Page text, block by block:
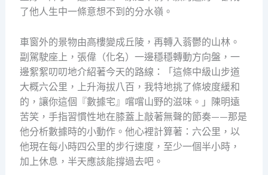
了他人生中一條意想不到的分水嶺。
車窗外的景物由高樓變成丘陵，再轉入蓊鬱的山林。
副駕駛座上，張偉（化名）一邊穩穩轉動方向盤，一
邊絮絮叨叨地介紹著今天的路線：「這條中級山步道
大概六公里，上升海拔八百，我特地挑了條坡度緩和
的，讓你這個『數據宅』嚐嚐山野的滋味。」陳明遠
苦笑，手指習慣性地在膝蓋上敲著無聲的節奏——那是
他分析數據時的小動作。他心裡計算著：六公里，以
他現在每小時四公里的步行速度，至少一個半小時，
加上休息，半天應該能撐過去吧。